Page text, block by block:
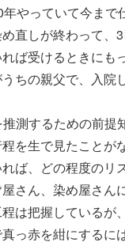
やっていて今まで
直しが終わって、
ば受けるときにも
ちの親父で、入院
測するための前
を生で見たことが
ば、どの程度のリ
さん、染め屋さん
は把握しているが
っ赤を紺にするに